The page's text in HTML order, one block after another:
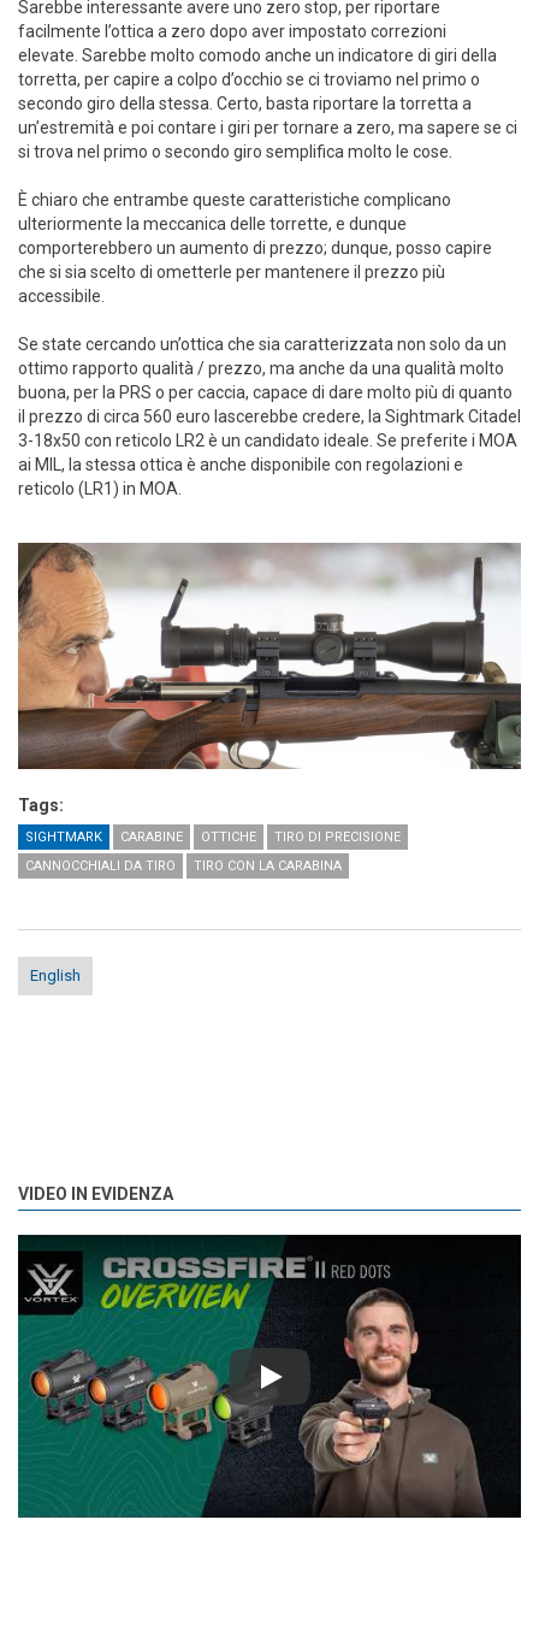
Sarebbe interessante avere uno zero stop, per riportare
facilmente l’ottica a zero dopo aver impostato correzioni
elevate. Sarebbe molto comodo anche un indicatore di giri della
torretta, per capire a colpo d’occhio se ci troviamo nel primo o
secondo giro della stessa. Certo, basta riportare la torretta a
un’estremità e poi contare i giri per tornare a zero, ma sapere se ci
si trova nel primo o secondo giro semplifica molto le cose.
È chiaro che entrambe queste caratteristiche complicano
ulteriormente la meccanica delle torrette, e dunque
comporterebbero un aumento di prezzo; dunque, posso capire
che si sia scelto di ometterle per mantenere il prezzo più
accessibile.
Se state cercando un’ottica che sia caratterizzata non solo da un
ottimo rapporto qualità / prezzo, ma anche da una qualità molto
buona, per la PRS o per caccia, capace di dare molto più di quanto
il prezzo di circa 560 euro lascerebbe credere, la Sightmark Citadel
3-18x50 con reticolo LR2 è un candidato ideale. Se preferite i MOA
ai MIL, la stessa ottica è anche disponibile con regolazioni e
reticolo (LR1) in MOA.
Tags:
SIGHTMARK CARABINE OTTICHE
TIRO DI PRECISIONE
CANNOCCHIALI DA TIRO
TIRO CON LA CARABINA
English
VIDEO IN EVIDENZA
Play